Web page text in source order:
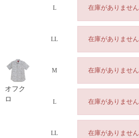
L 在庫がありません
LL 在庫がありません
オフク
ロ
M 在庫がありません
L 在庫がありません
LL 在庫がありません